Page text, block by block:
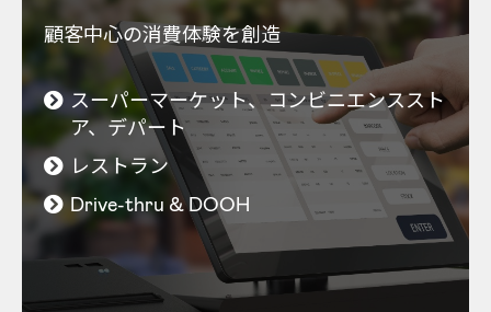
顧客中心の消費体験を創造
スーパーマーケット、コンビニエンススト
ア、デパート
レストラン
Drive-thru & DOOH